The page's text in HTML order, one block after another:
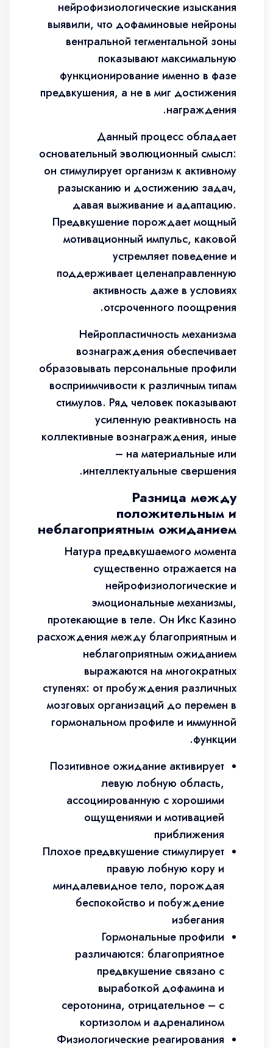
нейрофизиологические изыскания
выявили, что дофаминовые нейроны
вентральной тегментальной зоны
показывают максимальную
функционирование именно в фазе
предвкушения, а не в миг достижения
награждения.
Данный процесс обладает
основательный эволюционный смысл:
он стимулирует организм к активному
разысканию и достижению задач,
давая выживание и адаптацию.
Предвкушение порождает мощный
мотивационный импульс, каковой
устремляет поведение и
поддерживает целенаправленную
активность даже в условиях
отсроченного поощрения.
Нейропластичность механизма
вознаграждения обеспечивает
образовывать персональные профили
восприимчивости к различным типам
стимулов. Ряд человек показывают
усиленную реактивность на
коллективные вознаграждения, иные
– на материальные или
интеллектуальные свершения.
Разница между
положительным и
неблагоприятным ожиданием
Натура предвкушаемого момента
существенно отражается на
нейрофизиологические и
эмоциональные механизмы,
протекающие в теле. Он Икс Казино
расхождения между благоприятным и
неблагоприятным ожиданием
выражаются на многократных
ступенях: от пробуждения различных
мозговых организаций до перемен в
гормональном профиле и иммунной
функции.
Позитивное ожидание активирует
левую лобную область,
ассоциированную с хорошими
ощущениями и мотивацией
приближения
Плохое предвкушение стимулирует
правую лобную кору и
миндалевидное тело, порождая
беспокойство и побуждение
избегания
Гормональные профили
различаются: благоприятное
предвкушение связано с
выработкой дофамина и
серотонина, отрицательное – с
кортизолом и адреналином
Физиологические реагирования